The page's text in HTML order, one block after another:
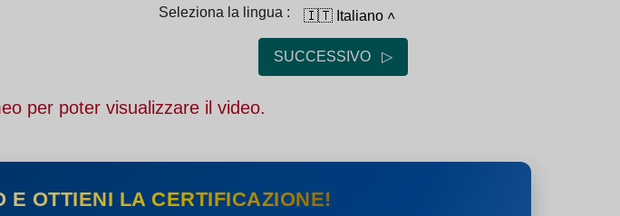
Seleziona la lingua : 🇮🇹 Italiano ˄
SUCCESSIVO ▷
per poter visualizzare il video.
E OTTIENI LA CERTIFICAZIONE!